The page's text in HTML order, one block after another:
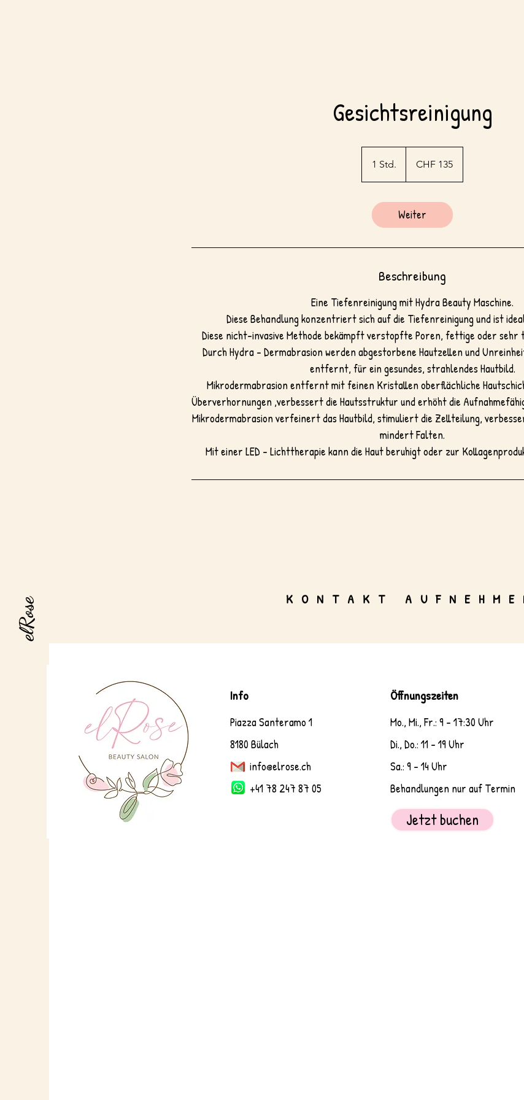
elRose
Gesichtsreinigung
1 Std.
S
d
Franken
CHF 135
Weiter
Beschreibung
Eine Tiefenreinigung mit Hydra Beauty Maschine.
Diese Behandlung konzentriert sich auf die Tiefenreinigung und ist
Diese nicht-invasive Methode bekämpft verstopfte Poren, fettige oder sehr
Durch Hydra - Dermabrasion werden abgestorbene Hautzellen und
entfernt, für ein gesundes, strahlendes Hautbild.
Mikrodermabrasion entfernt mit feinen Kristallen oberflächliche
Überverhornungen ,verbessert die Hautsstruktur und erhöht die
Mikrodermabrasion verfeinert das Hautbild, stimuliert die Zellteilung,
mindert Falten.
KONTAKT
Info
Piazza Santeramo 1
8180 Bülach
info@elrose.ch
+41 78 247 87 05
Öffnungszeiten
Mo., Mi., Fr.: 9 - 17:30 Uhr
Di., Do.: 11 - 19 Uhr
Sa.: 9 - 14 Uhr
Behandlungen nur auf Termin
Jetzt buchen